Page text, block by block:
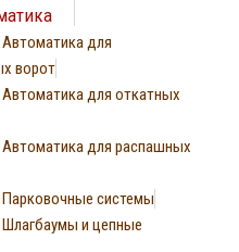
Автоматика для
ворот
Автоматика для откатных
Автоматика для распашных
Парковочные системы
Шлагбаумы и цепные